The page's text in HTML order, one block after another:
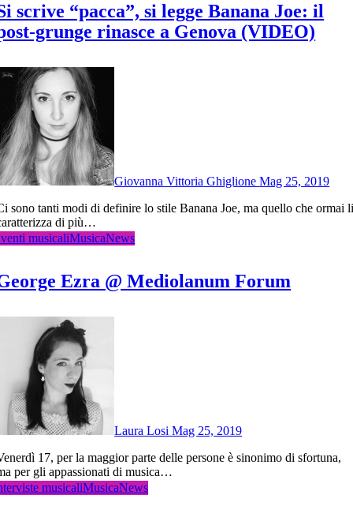
scrive “pacca”, si legge Banana Joe: il
grunge rinasce a Genova (VIDEO)
Giovanna Vittoria GhiglioneMag 25, 2019
ma quello che ormai li
di più…
musicaliMusicaNews
Ezra @ Mediolanum Forum
Laura LosiMag 25, 2019
sinonimo di sfortuna,
per gli appassionati di musica…
musicaliMusicaNews